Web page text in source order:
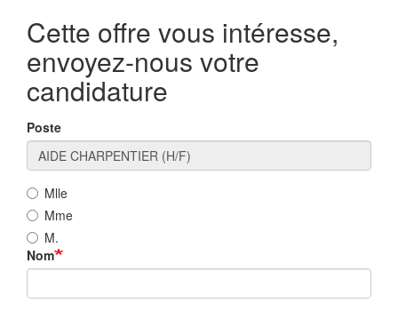
Cette offre vous intéresse,
envoyez-nous votre
candidature
Poste
Mlle
Mme
M.
Nom